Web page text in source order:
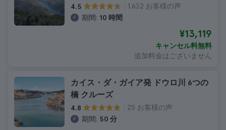
4.5
1.632 お客様の声
期間: 10 時間
¥13,119
キャンセル料無料
追加料金はございません
カイス・ダ・ガイア発 ドウロ川 6つの
橋 クルーズ
4.8
25 お客様の声
期間: 50 分